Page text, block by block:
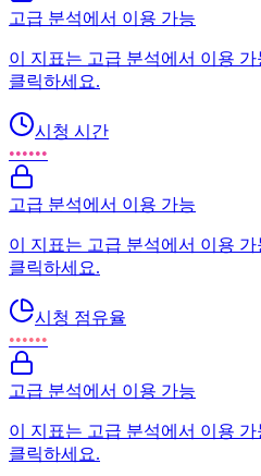
고급 분석에서 이용 가능
이 지표는 고급 분석에서 이용
클릭하세요.
시청 시간
••••••
고급 분석에서 이용 가능
이 지표는 고급 분석에서 이용
클릭하세요.
시청 점유율
••••••
고급 분석에서 이용 가능
이 지표는 고급 분석에서 이용
클릭하세요.